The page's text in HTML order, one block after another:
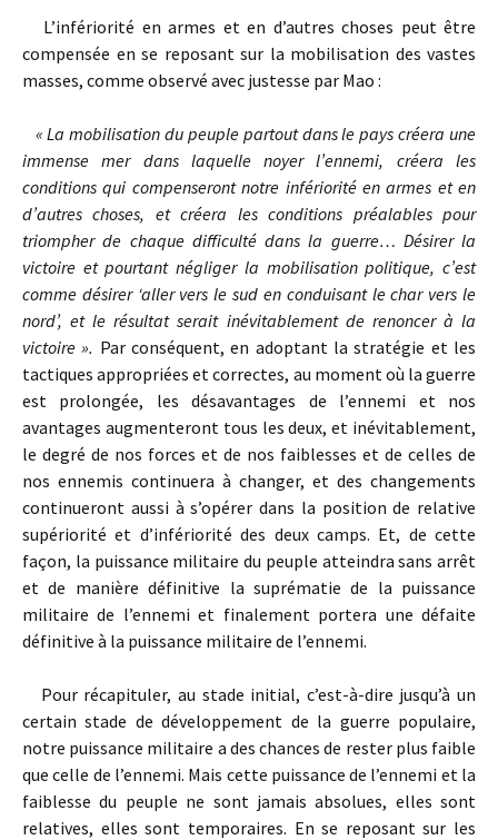
L’infériorité en armes et en d’autres choses peut être
compensée en se reposant sur la mobilisation des vastes
masses, comme observé avec justesse par Mao :
« La mobilisation du peuple partout dans le pays créera une
immense mer dans laquelle noyer l’ennemi, créera les
conditions qui compenseront notre infériorité en armes et en
d’autres choses, et créera les conditions préalables pour
triompher de chaque difficulté dans la guerre… Désirer la
victoire et pourtant négliger la mobilisation politique, c’est
comme désirer ‘aller vers le sud en conduisant le char vers le
nord’, et le résultat serait inévitablement de renoncer à la
victoire ». Par conséquent, en adoptant la stratégie et les
tactiques appropriées et correctes, au moment où la guerre
est prolongée, les désavantages de l’ennemi et nos
avantages augmenteront tous les deux, et inévitablement,
le degré de nos forces et de nos faiblesses et de celles de
nos ennemis continuera à changer, et des changements
continueront aussi à s’opérer dans la position de relative
supériorité et d’infériorité des deux camps. Et, de cette
façon, la puissance militaire du peuple atteindra sans arrêt
et de manière définitive la suprématie de la puissance
militaire de l’ennemi et finalement portera une défaite
définitive à la puissance militaire de l’ennemi.
Pour récapituler, au stade initial, c’est-à-dire jusqu’à un
certain stade de développement de la guerre populaire,
notre puissance militaire a des chances de rester plus faible
que celle de l’ennemi. Mais cette puissance de l’ennemi et la
faiblesse du peuple ne sont jamais absolues, elles sont
relatives, elles sont temporaires. En se reposant sur les